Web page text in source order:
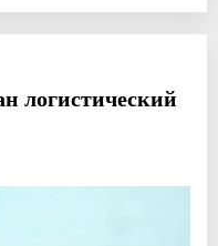
логистический